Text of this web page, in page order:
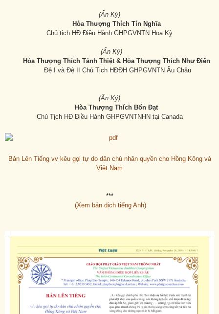
(Ấn Ký)
Hòa Thượng Thích Tín Nghĩa
Chủ tịch HĐ Điều Hành GHPGVNTN Hoa Kỳ
(Ấn Ký)
Hòa Thượng Thích Tánh Thiệt & Hòa Thượng Thích Như Điển
Đệ I và Đệ II Chủ Tịch HĐĐH GHPGVNTN Âu Châu
(Ấn Ký)
Hòa Thượng Thích Bổn Đạt
Chủ Tịch HĐ Điều Hành GHPGVNTNHN tại Canada
Bản Lên Tiếng vv kêu gọi tự do dân chủ nhân quyền cho Hồng Kông và
Việt Nam
***
(Xem bản dịch tiếng Anh)